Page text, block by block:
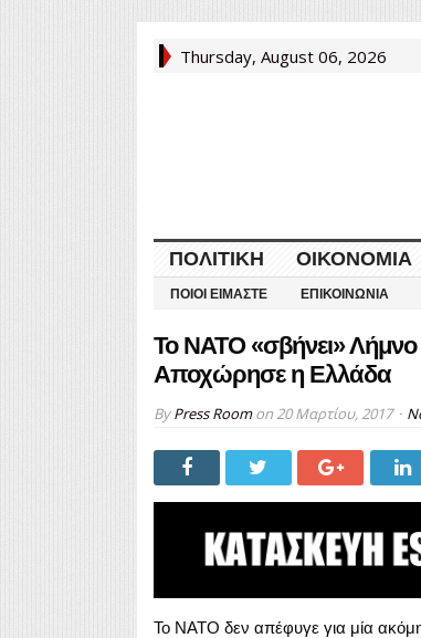
Thursday, August 06, 2026
ΠΟΛΙΤΙΚΉ ΟΙΚΟΝΟΜΊΑ
ΠΟΙΟΙ ΕΊΜΑΣΤΕ ΕΠΙΚΟΙΝΩΝΊΑ
Το ΝΑΤΟ «σβήνει»
Αποχώρησε η Ελλάδα
ByPress Roomon 20 Μαρτίου, 2017
Το ΝΑΤΟ δεν απέφυγε για μία